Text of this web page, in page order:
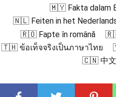
🇲🇾 Fakta dalam
🇳🇱 Feiten in het
🇷🇴 Fapte în română
🇹🇭 ข้อเท็จจริงเป็นภาษาไทย
🇨🇳 中文